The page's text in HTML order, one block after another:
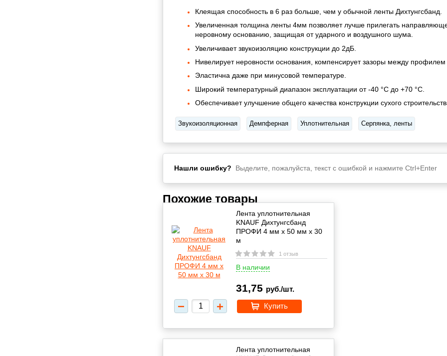
Клеящая способность в 6 раз больше, чем у обычной ленты Дихтунгсбанд.
Увеличенная толщина ленты 4мм позволяет лучше прилегать
неровному основанию, защищая от ударного и воздушного шума.
Увеличивает звукоизоляцию конструкции до 2дБ.
Нивелирует неровности основания, компенсирует зазоры между
Эластична даже при минусовой температуре.
Широкий температурный диапазон эксплуатации от -40 °C до +70 °C.
Обеспечивает улучшение общего качества конструкции сухого
Звукоизоляционная Демпферная Уплотнительная Серпянка, ленты
Нашли ошибку? Выделите, пожалуйста, текст с ошибкой и нажмите Ctrl+Enter
Похожие товары
Лента уплотнительная
KNAUF Дихтунгсбанд
ПРОФИ 4 мм х 50 мм х 30
м
1 отзыв
В наличии
31,75 руб./шт.
Купить
Лента уплотнительная